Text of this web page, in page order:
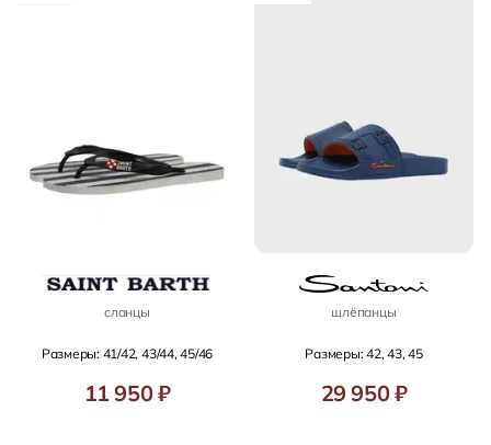
сланцы
Размеры: 41/42, 43/44, 45/46
11 950 ₽
шлёпанцы
Размеры: 42, 43, 45
29 950 ₽